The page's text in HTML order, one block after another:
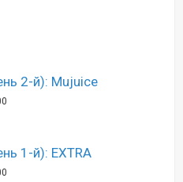
2-й): Mujuice
1-й): EXTRA